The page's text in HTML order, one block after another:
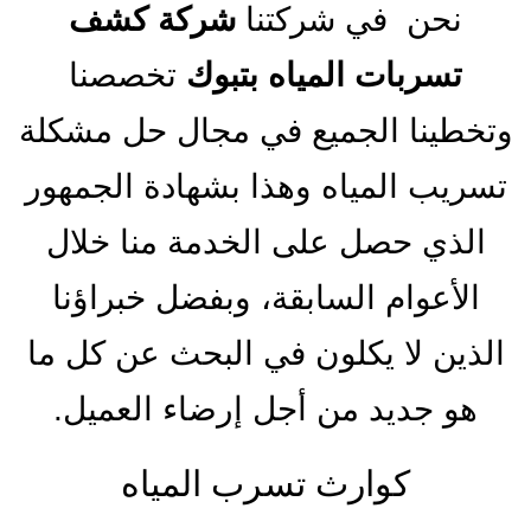
نحن في شركتنا شركة كشف
تسربات المياه بتبوك تخصصنا
وتخطينا الجميع في مجال حل مشكلة
تسريب المياه وهذا بشهادة الجمهور
الذي حصل على الخدمة منا خلال
الأعوام السابقة، وبفضل خبراؤنا
الذين لا يكلون في البحث عن كل ما
هو جديد من أجل إرضاء العميل.
كوارث تسرب المياه